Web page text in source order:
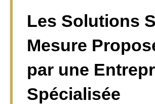
Les Solutions
Mesure
par une
Spécialisée